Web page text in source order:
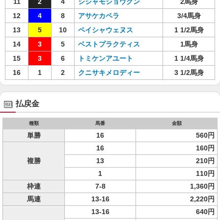
12
4 8 アサケカペラ
3/4馬身
13
5 10 ペイシャウェヌス
1 1/2馬身
14
3 5 ベストプラクティス
1馬身
15
3 6 トミケンアユート
1 1/4馬身
16
1 2 クニサキメロディー 3 1/2馬身
払戻金
種類 馬番 金額
単勝 16 560円
複勝
16
160円
13
210円
1
110円
枠連
7-8
1,360円
馬連
13-16 2,220円
13-16
640円